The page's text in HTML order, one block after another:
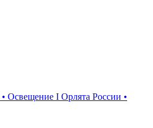
• Освещение I Орлята России •